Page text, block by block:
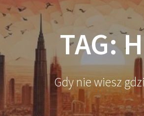
TAG:
Gdy nie wiesz